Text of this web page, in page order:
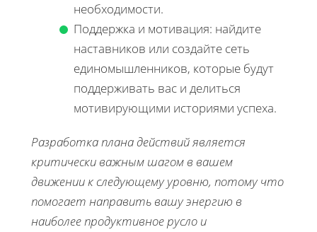
необходимости.
Поддержка и мотивация: найдите
наставников или создайте сеть
единомышленников, которые будут
поддерживать вас и делиться
мотивирующими историями успеха.
Разработка плана действий является
критически важным шагом в вашем
движении к следующему уровню, потому что
помогает направить вашу энергию в
наиболее продуктивное русло и